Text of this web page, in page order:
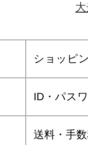
ショッピ
ID・パス
送料・手